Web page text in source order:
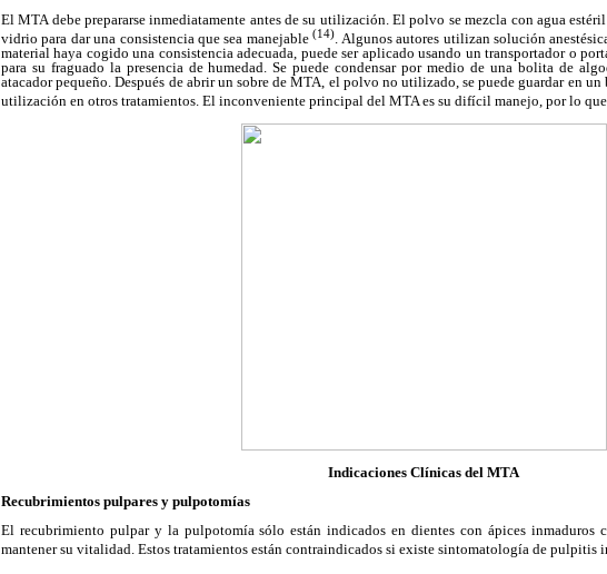
El MTA debe prepararse inmediatamente antes de su utilización. El polvo se mezcla con agua
vidrio para dar una consistencia que sea manejable(14). Algunos autores utilizan solución
material haya cogido una consistencia adecuada, puede ser aplicado usando un transportador o
para su fraguado la presencia de humedad. Se puede condensar por medio de una bolita de
atacador pequeño. Después de abrir un sobre de MTA, el polvo no utilizado, se puede guardar en
utilización en otros tratamientos. El inconveniente principal del MTA es su difícil manejo, por lo que
Indicaciones Clínicas del MTA
Recubrimientos pulpares y pulpotomías
El recubrimiento pulpar y la pulpotomía sólo están indicados en dientes con ápices inmaduros
mantener su vitalidad. Estos tratamientos están contraindicados si existe sintomatología de pulpitis